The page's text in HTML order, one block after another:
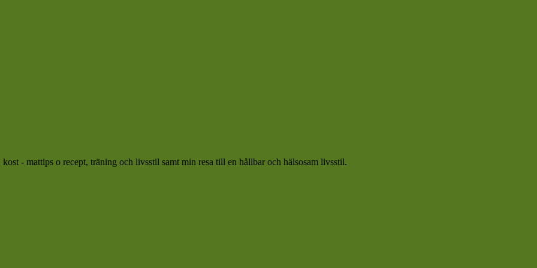
- mattips o recept, träning och livsstil samt min resa till en hållbar och hälsosam livsstil.